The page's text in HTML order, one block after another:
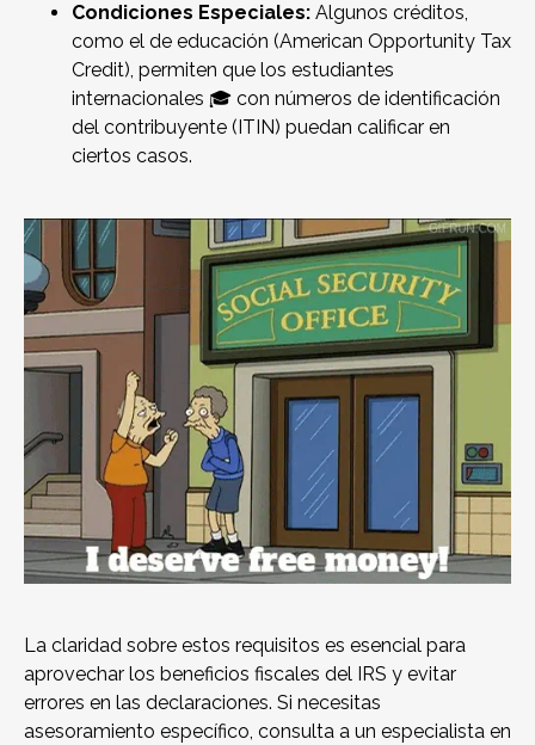
Condiciones Especiales: Algunos créditos,
como el de educación (American Opportunity Tax
Credit), permiten que los estudiantes
internacionales 🎓 con números de identificación
del contribuyente (ITIN) puedan calificar en
ciertos casos.
La claridad sobre estos requisitos es esencial para
aprovechar los beneficios fiscales del IRS y evitar
errores en las declaraciones. Si necesitas
asesoramiento específico, consulta a un especialista en